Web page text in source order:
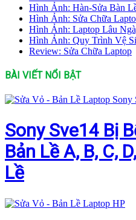
Hình Ảnh: Hàn-Sửa Bàn
Hình Ảnh: Sửa Chữa
Hình Ảnh: Laptop Lâu
Hình Ảnh: Quy Trình Vệ
Review: Sửa Chữa Laptop
BÀI VIẾT NỔI BẬT
Sony Sve14 Bị
Bản Lề A, B, C,
Lề